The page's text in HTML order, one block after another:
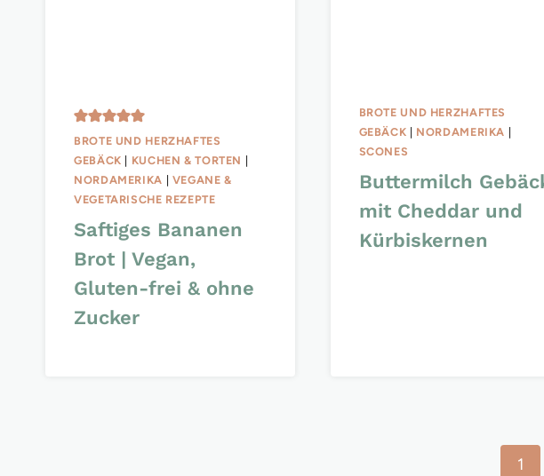
BROTE UND HERZHAFTES
GEBÄCK
KUCHEN & TORTEN
NORDAMERIKA
VEGANE &
VEGETARISCHE REZEPTE
Saftiges Bananen
Brot | Vegan,
Gluten-frei & ohne
Zucker
BROTE UND HERZHAFTES
GEBÄCK
NORDAMERIKA
SCONES
Buttermilch
mit Cheddar und
Kürbiskernen
1